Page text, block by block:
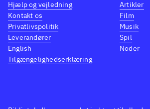
Hjælp og vejledning
Kontakt os
Privatlivspolitik
Leverandører
English
Tilgængelighedserklæring
Artikler
Film
Musik
Spil
Noder